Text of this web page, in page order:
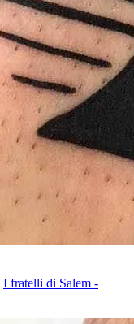
I fratelli di Salem -